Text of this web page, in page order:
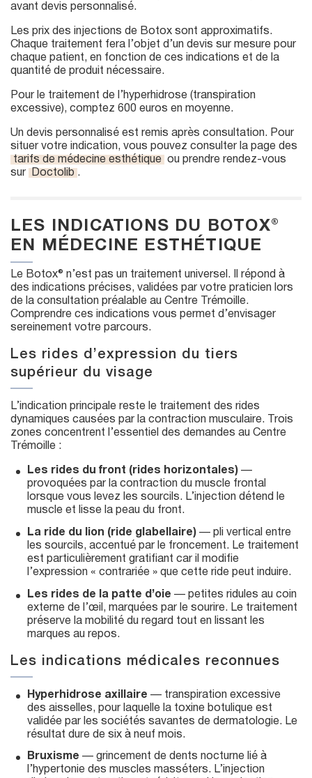
avant devis personnalisé.
Les prix des injections de Botox sont approximatifs.
Chaque traitement fera l’objet d’un devis sur mesure pour
chaque patient, en fonction de ces indications et de la
quantité de produit nécessaire.
Pour le traitement de l’hyperhidrose (transpiration
excessive), comptez 600 euros en moyenne.
Un devis personnalisé est remis après consultation. Pour
situer votre indication, vous pouvez consulter la page des
tarifs de médecine esthétique ou prendre rendez-vous
sur
Doctolib .
LES INDICATIONS DU BOTOX®
EN MÉDECINE ESTHÉTIQUE
Le Botox® n’est pas un traitement universel. Il répond à
des indications précises, validées par votre praticien lors
de la consultation préalable au Centre Trémoille.
Comprendre ces indications vous permet d’envisager
sereinement votre parcours.
Les rides d’expression du tiers
supérieur du visage
L’indication principale reste le traitement des rides
dynamiques causées par la contraction musculaire. Trois
zones concentrent l’essentiel des demandes au Centre
Trémoille :
Les rides du front (rides horizontales) —
provoquées par la contraction du muscle frontal
lorsque vous levez les sourcils. L’injection détend le
muscle et lisse la peau du front.
La ride du lion (ride glabellaire) — pli vertical entre
les sourcils, accentué par le froncement. Le traitement
est particulièrement gratifiant car il modifie
l’expression « contrariée » que cette ride peut induire.
Les rides de la patte d’oie — petites ridules au coin
externe de l’œil, marquées par le sourire. Le traitement
préserve la mobilité du regard tout en lissant les
marques au repos.
Les indications médicales reconnues
Hyperhidrose axillaire — transpiration excessive
des aisselles, pour laquelle la toxine botulique est
validée par les sociétés savantes de dermatologie. Le
résultat dure de six à neuf mois.
Bruxisme — grincement de dents nocturne lié à
l’hypertonie des muscles masséters. L’injection